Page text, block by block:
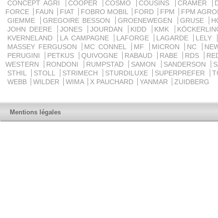
CONCEPT AGRI COOPER COSMO COUSINS CRAMER
FORCE
FAUN FIAT FOBRO MOBIL FORD FPM
FPM
GIEMME
GREGOIRE BESSON GROENEWEGEN GRUSE
JOHN DEERE
JONES JOURDAN KIDD KMK
KVERNELAND
LA CAMPAGNE LAFORGE LAGARDE
LELY
MASSEY FERGUSON
MC CONNEL MF MICRON NC
PERUGINI
PETKUS QUIVOGNE RABAUD RABE RDS
WESTERN
RONDONI RUMPSTAD SAMON SANDERSON
STHIL
STOLL STRIMECH STURDILUXE SUPERPREFER
WEBB
WILDER WIMA X PAUCHARD YANMAR ZUIDBERG
Mentions légales